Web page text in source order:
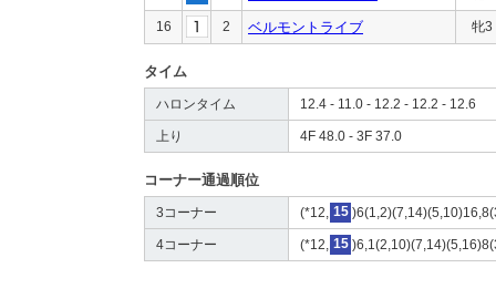
16 2 ベルモントライブ 牝3
タイム
ハロンタイム 12.4 - 11.0 - 12.2 - 12.2 - 12.6
上り 4F 48.0 - 3F 37.0
コーナー通過順位
3コーナー (*12, 15
4コーナー (*12, 15